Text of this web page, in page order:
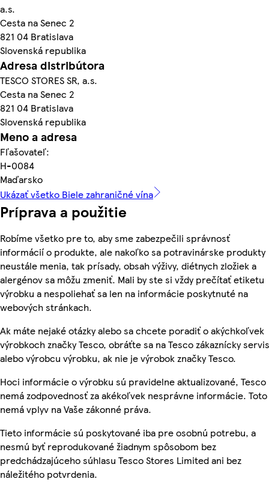
a.s.
Cesta na Senec 2
821 04 Bratislava
Slovenská republika
Adresa distribútora
TESCO STORES SR, a.s.
Cesta na Senec 2
821 04 Bratislava
Slovenská republika
Meno a adresa
Fľašovateľ:
H-0084
Maďarsko
Ukázať všetko Biele zahraničné vína
Príprava a použitie
Robíme všetko pre to, aby sme zabezpečili správnosť
informácií o produkte, ale nakoľko sa potravinárske produkty
neustále menia, tak prísady, obsah výživy, diétnych zložiek a
alergénov sa môžu zmeniť. Mali by ste si vždy prečítať etiketu
výrobku a nespoliehať sa len na informácie poskytnuté na
webových stránkach.
Ak máte nejaké otázky alebo sa chcete poradiť o akýchkoľvek
výrobkoch značky Tesco, obráťte sa na Tesco zákaznícky
alebo výrobcu výrobku, ak nie je výrobok značky Tesco.
Hoci informácie o výrobku sú pravidelne aktualizované, Tesco
nemá zodpovednosť za akékoľvek nesprávne informácie. Toto
nemá vplyv na Vaše zákonné práva.
Tieto informácie sú poskytované iba pre osobnú potrebu, a
nesmú byť reprodukované žiadnym spôsobom bez
predchádzajúceho súhlasu Tesco Stores Limited ani bez
náležitého potvrdenia.